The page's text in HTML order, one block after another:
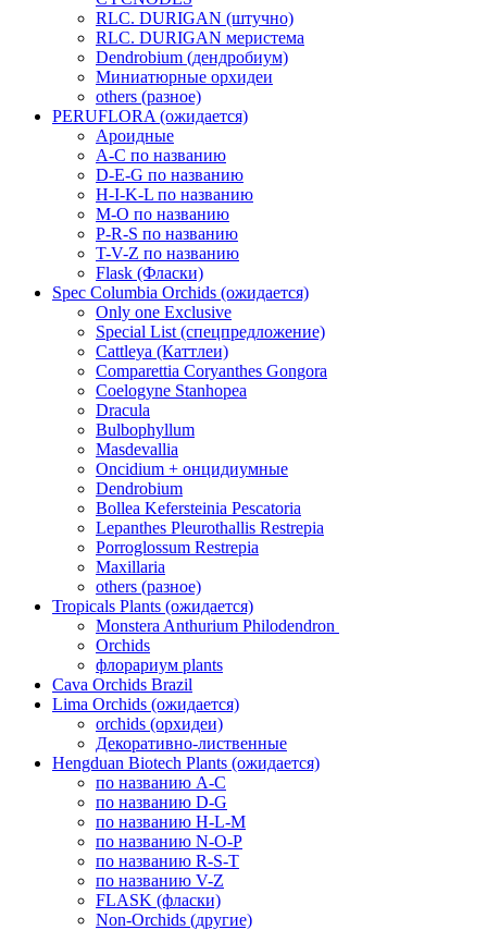
RLC. DURIGAN (штучно)
RLC. DURIGAN меристема
Dendrobium (дендробиум)
Миниатюрные орхидеи
others (разное)
PERUFLORA (ожидается)
Ароидные
A-C по названию
D-E-G по названию
H-I-K-L по названию
M-O по названию
P-R-S по названию
T-V-Z по названию
Flask (Фласки)
Spec Columbia Orchids (ожидается)
Only one Exclusive
Special List (спецпредложение)
Cattleya (Каттлеи)
Comparettia Coryanthes Gongora
Coelogyne Stanhopea
Dracula
Bulbophyllum
Masdevallia
Oncidium + онцидиумные
Dendrobium
Bollea Kefersteinia Pescatoria
Lepanthes Pleurothallis Restrepia
Porroglossum Restrepia
Maxillaria
others (разное)
Tropicals Plants (ожидается)
​​​​​​​Monstera Anthurium Philodendron
Orchids
флорариум plants
Cava Orchids Brazil
Lima Orchids (ожидается)
orchids (орхидеи)
Декоративно-лиственные
Hengduan Biotech Plants (ожидается)
по названию A-C
по названию D-G
по названию H-L-M
по названию N-O-P
по названию R-S-T
по названию V-Z
FLASK (фласки)
Non-Orchids (другие)